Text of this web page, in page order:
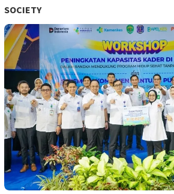
SOCIETY